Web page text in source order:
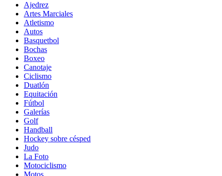
Ajedrez
Artes Marciales
Atletismo
Autos
Basquetbol
Bochas
Boxeo
Canotaje
Ciclismo
Duatlón
Equitación
Fútbol
Galerías
Golf
Handball
Hockey sobre césped
Judo
La Foto
Motociclismo